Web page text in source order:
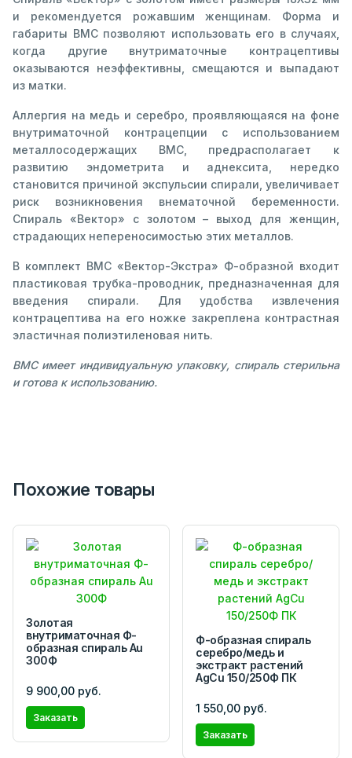
и рекомендуется рожавшим женщинам. Форма и
габариты ВМС позволяют использовать его в случаях,
когда другие внутриматочные контрацептивы
оказываются неэффективны, смещаются и выпадают
из матки.
Аллергия на медь и серебро, проявляющаяся на фоне
внутриматочной контрацепции с использованием
металлосодержащих ВМС, предрасполагает к
развитию эндометрита и аднексита, нередко
становится причиной экспульсии спирали, увеличивает
риск возникновения внематочной беременности.
Спираль «Вектор» с золотом – выход для женщин,
страдающих непереносимостью этих металлов.
В комплект ВМС «Вектор-Экстра» Ф-образной входит
пластиковая трубка-проводник, предназначенная для
введения спирали. Для удобства извлечения
контрацептива на его ножке закреплена контрастная
эластичная полиэтиленовая нить.
ВМС имеет индивидуальную упаковку, спираль стерильна
и готова к использованию.
Похожие товары
Золотая
внутриматочная Ф-
образная спираль Au
300Ф
9 900,00 руб.
Заказать
Ф-образная спираль
серебро/медь и
экстракт растений
AgCu 150/250Ф ПК
1 550,00 руб.
Заказать